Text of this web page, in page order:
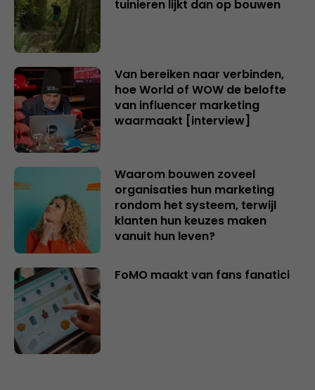
tuinieren lijkt dan op bouwen
Van bereiken naar verbinden,
hoe World of WOW de belofte
van influencer marketing
waarmaakt [interview]
Waarom bouwen zoveel
organisaties hun marketing
rondom het systeem, terwijl
klanten hun keuzes maken
vanuit hun leven?
FoMO maakt van fans fanatici